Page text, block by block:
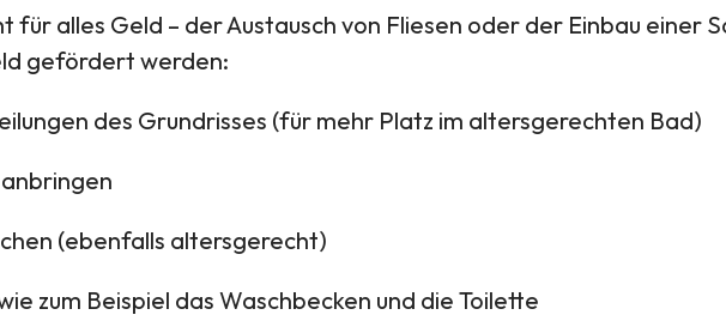
für alles Geld – der Austausch von Fliesen oder der Einbau einer
gefördert werden:
des Grundrisses (für mehr Platz im altersgerechten Bad)
(ebenfalls altersgerecht)
zum Beispiel das Waschbecken und die Toilette